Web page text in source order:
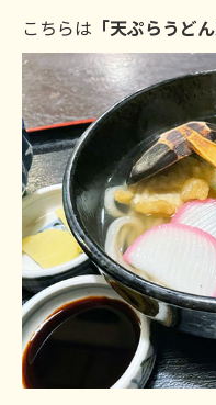
こちらは 「天ぷらうどん